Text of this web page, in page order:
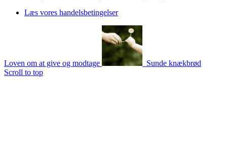
Læs vores handelsbetingelser
Loven om at give og modtage
Sunde knækbrød
Scroll to top